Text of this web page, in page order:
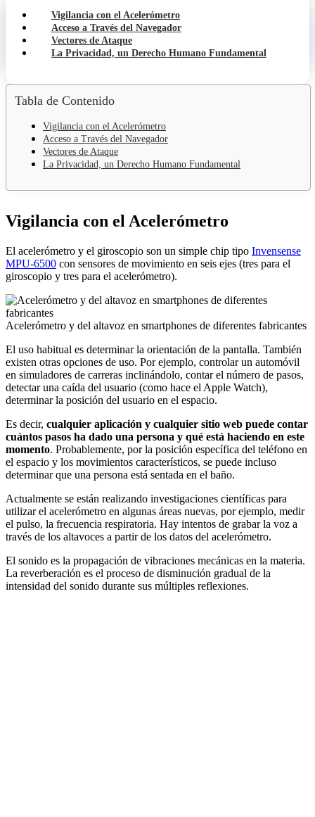
Vigilancia con el Acelerómetro
Acceso a Través del Navegador
Vectores de Ataque
La Privacidad, un Derecho Humano Fundamental
Tabla de Contenido
Vigilancia con el Acelerómetro
Acceso a Través del Navegador
Vectores de Ataque
La Privacidad, un Derecho Humano Fundamental
Vigilancia con el Acelerómetro
El acelerómetro y el giroscopio son un simple chip tipo Invensense
MPU-6500 con sensores de movimiento en seis ejes (tres para el
giroscopio y tres para el acelerómetro).
Acelerómetro y del altavoz en smartphones de diferentes fabricantes
El uso habitual es determinar la orientación de la pantalla. También
existen otras opciones de uso. Por ejemplo, controlar un automóvil
en simuladores de carreras inclinándolo, contar el número de pasos,
detectar una caída del usuario (como hace el Apple Watch),
determinar la posición del usuario en el espacio.
Es decir, cualquier aplicación y cualquier sitio web puede contar
cuántos pasos ha dado una persona y qué está haciendo en este
momento. Probablemente, por la posición específica del teléfono en
el espacio y los movimientos característicos, se puede incluso
determinar que una persona está sentada en el baño.
Actualmente se están realizando investigaciones científicas para
utilizar el acelerómetro en algunas áreas nuevas, por ejemplo, medir
el pulso, la frecuencia respiratoria. Hay intentos de grabar la voz a
través de los altavoces a partir de los datos del acelerómetro.
El sonido es la propagación de vibraciones mecánicas en la materia.
La reverberación es el proceso de disminución gradual de la
intensidad del sonido durante sus múltiples reflexiones.